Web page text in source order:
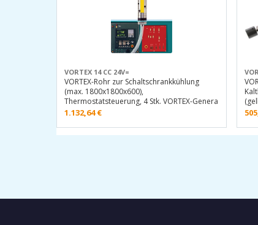
VORTEX 14 CC 24V=
VORTEX-Rohr zur Schaltschrankkühlung
(max. 1800x1800x600),
Thermostatsteuerung, 4 Stk. VORTEX-Genera
1.132,64€